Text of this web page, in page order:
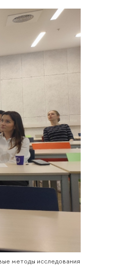
методы исследования